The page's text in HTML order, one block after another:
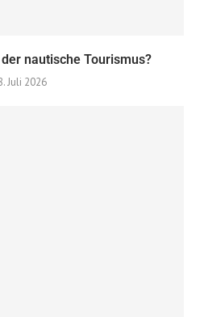
nautische Tourismus?
Juli 2026